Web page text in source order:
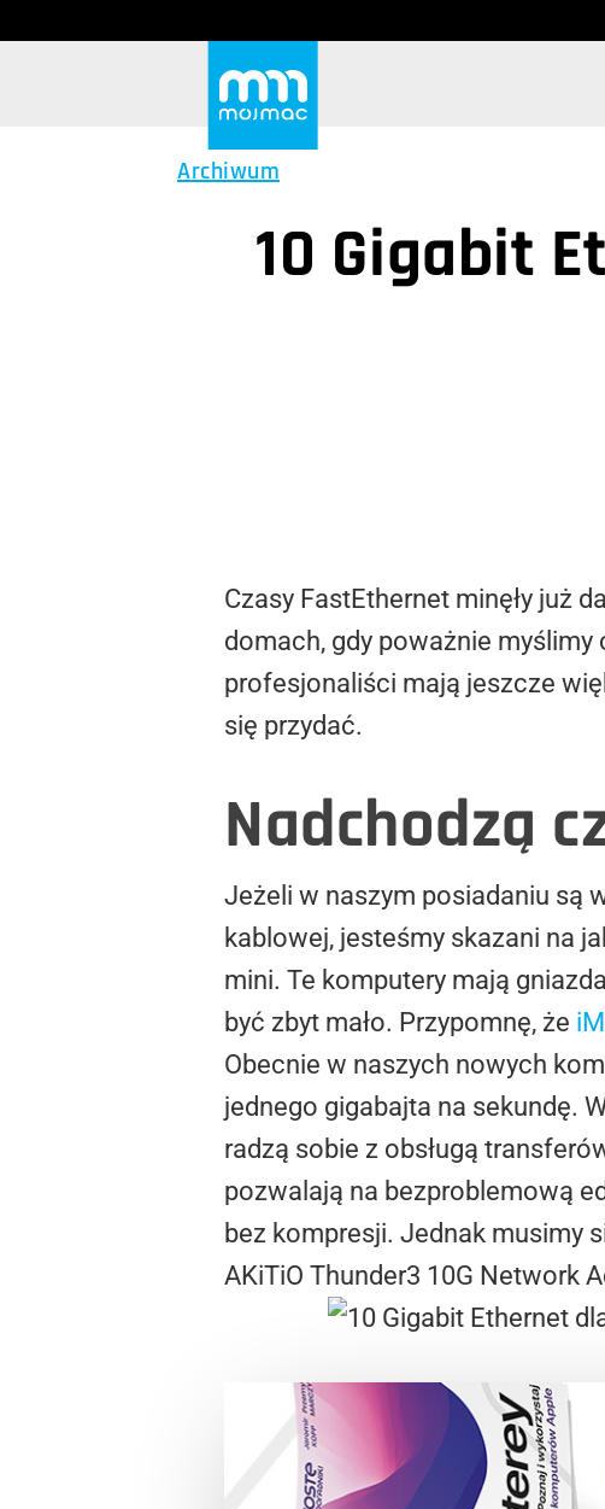
Archiwum
10 Gigabit
Czasy FastEthernet minęły już
domach, gdy poważnie
profesjonaliści mają jeszcze
się przydać.
Nadchodzą
Jeżeli w naszym posiadaniu są
kablowej, jesteśmy skazani na
mini. Te komputery mają
być zbyt mało. Przypomnę, że
Obecnie w naszych nowych
jednego gigabajta na sekundę.
radzą sobie z obsługą
pozwalają na bezproblemową
bez kompresji. Jednak musimy
AKiTiO Thunder3 10G Network